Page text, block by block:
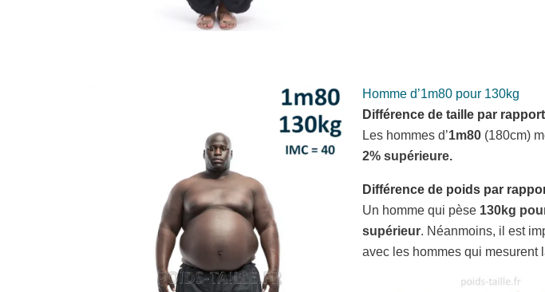
Homme d’1m80 pour 130kg
Différence de taille par
Les hommes d’1m80 (180cm)
2% supérieure.
Différence de poids par
Un homme qui pèse 130kg
supérieur. Néanmoins, il est
avec les hommes qui mesurent